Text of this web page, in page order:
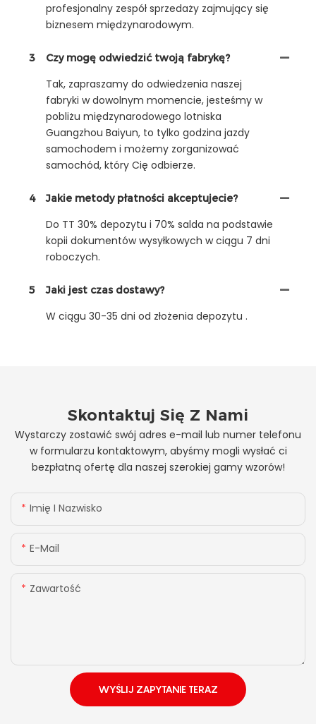
profesjonalny zespół sprzedaży zajmujący się
biznesem międzynarodowym.
3 Czy mogę odwiedzić twoją fabrykę?
Tak, zapraszamy do odwiedzenia naszej
fabryki w dowolnym momencie, jesteśmy w
pobliżu międzynarodowego lotniska
Guangzhou Baiyun, to tylko godzina jazdy
samochodem i możemy zorganizować
samochód, który Cię odbierze.
4 Jakie metody płatności akceptujecie?
Do TT 30% depozytu i 70% salda na podstawie
kopii dokumentów wysyłkowych w ciągu 7 dni
roboczych.
5 Jaki jest czas dostawy?
W ciągu 30-35 dni od złożenia depozytu .
Skontaktuj Się Z Nami
Wystarczy zostawić swój adres e-mail lub numer telefonu
w formularzu kontaktowym, abyśmy mogli wysłać ci
bezpłatną ofertę dla naszej szerokiej gamy wzorów!
Imię I Nazwisko
E-Mail
Zawartość
WYŚLIJ ZAPYTANIE TERAZ